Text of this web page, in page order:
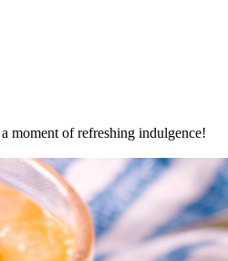
moment of refreshing indulgence!